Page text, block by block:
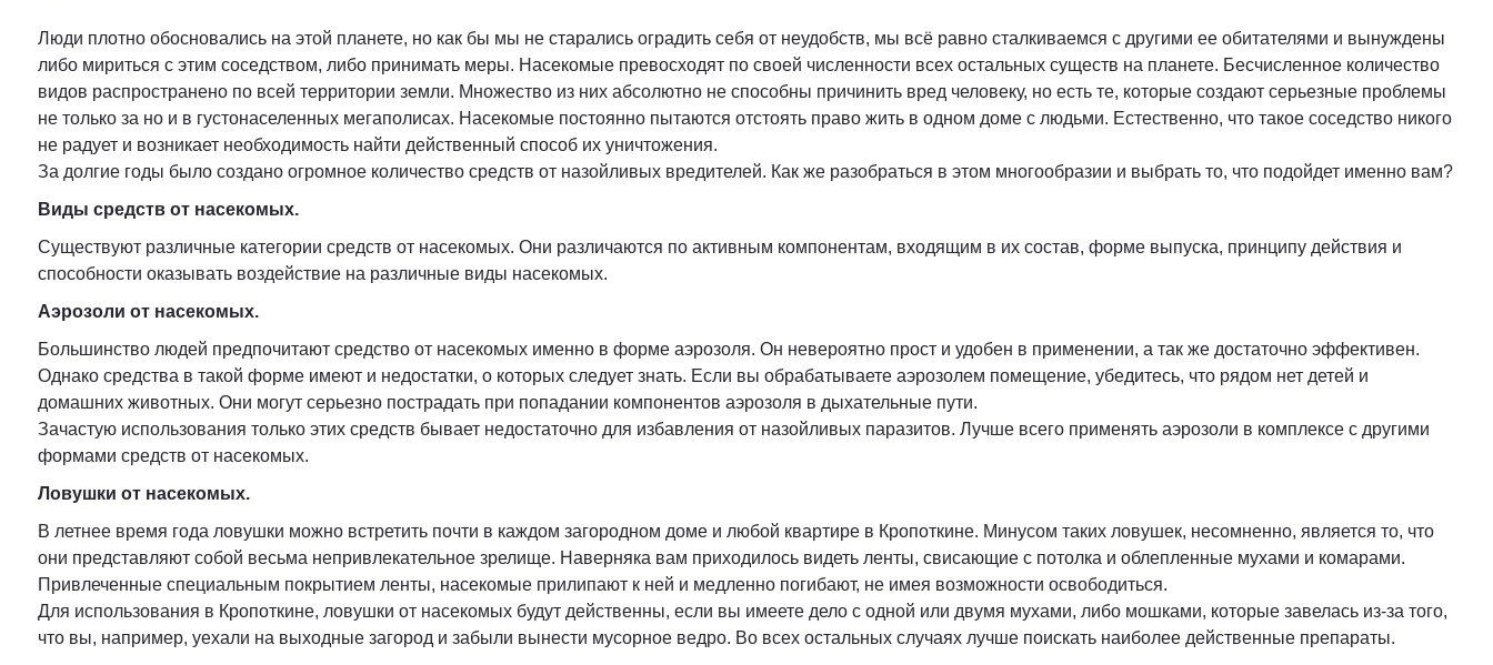
Люди плотно обосновались на этой планете, но как бы мы не старались оградить себя от неудобств, мы всё равно сталкиваемся с другими ее обитателями и вынуждены
либо мириться с этим соседством, либо принимать меры. Насекомые превосходят по своей численности всех остальных существ на планете. Бесчисленное количество
видов распространено по всей территории земли. Множество из них абсолютно не способны причинить вред человеку, но есть те, которые создают серьезные проблемы
не только за но и в густонаселенных мегаполисах. Насекомые постоянно пытаются отстоять право жить в одном доме с людьми. Естественно, что такое соседство никого
не радует и возникает необходимость найти действенный способ их уничтожения.
За долгие годы было создано огромное количество средств от назойливых вредителей. Как же разобраться в этом многообразии и выбрать то, что подойдет именно вам?
Виды средств от насекомых.
Существуют различные категории средств от насекомых. Они различаются по активным компонентам, входящим в их состав, форме выпуска, принципу действия и
способности оказывать воздействие на различные виды насекомых.
Аэрозоли от насекомых.
Большинство людей предпочитают средство от насекомых именно в форме аэрозоля. Он невероятно прост и удобен в применении, а так же достаточно эффективен.
Однако средства в такой форме имеют и недостатки, о которых следует знать. Если вы обрабатываете аэрозолем помещение, убедитесь, что рядом нет детей и
домашних животных. Они могут серьезно пострадать при попадании компонентов аэрозоля в дыхательные пути.
Зачастую использования только этих средств бывает недостаточно для избавления от назойливых паразитов. Лучше всего применять аэрозоли в комплексе с другими
формами средств от насекомых.
Ловушки от насекомых.
В летнее время года ловушки можно встретить почти в каждом загородном доме и любой квартире в Кропоткине. Минусом таких ловушек, несомненно, является то, что
они представляют собой весьма непривлекательное зрелище. Наверняка вам приходилось видеть ленты, свисающие с потолка и облепленные мухами и комарами.
Привлеченные специальным покрытием ленты, насекомые прилипают к ней и медленно погибают, не имея возможности освободиться.
Для использования в Кропоткине, ловушки от насекомых будут действенны, если вы имеете дело с одной или двумя мухами, либо мошками, которые завелась из-за того,
что вы, например, уехали на выходные загород и забыли вынести мусорное ведро. Во всех остальных случаях лучше поискать наиболее действенные препараты.